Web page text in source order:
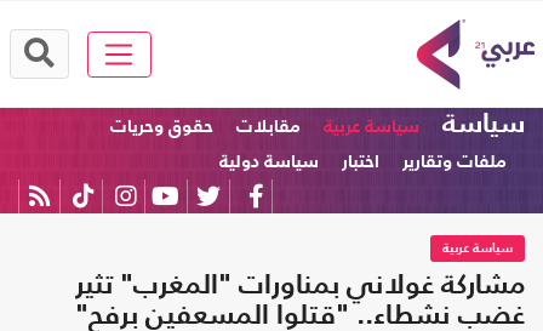
سياسة سياسة عربية مقابلات
حقوق وحريات
ملفات وتقارير
اختبار سياسة دولية
سياسة عربية
مشاركة غولاني بمناورات "المغرب" تثير
غضب نشطاء.. "قتلوا المسعفين برفح"